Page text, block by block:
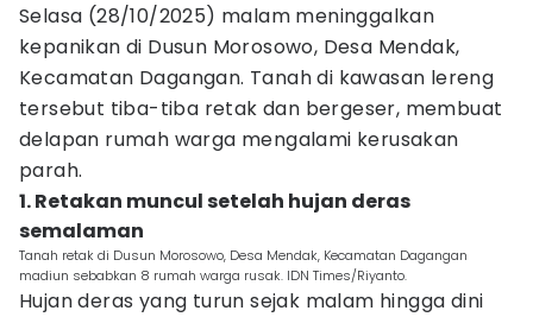
Selasa (28/10/2025) malam meninggalkan
kepanikan di Dusun Morosowo, Desa Mendak,
Kecamatan Dagangan. Tanah di kawasan lereng
tersebut tiba-tiba retak dan bergeser, membuat
delapan rumah warga mengalami kerusakan
parah.
1. Retakan muncul setelah hujan deras
semalaman
Tanah retak di Dusun Morosowo, Desa Mendak, Kecamatan Dagangan
madiun sebabkan 8 rumah warga rusak. IDN Times/Riyanto.
Hujan deras yang turun sejak malam hingga dini